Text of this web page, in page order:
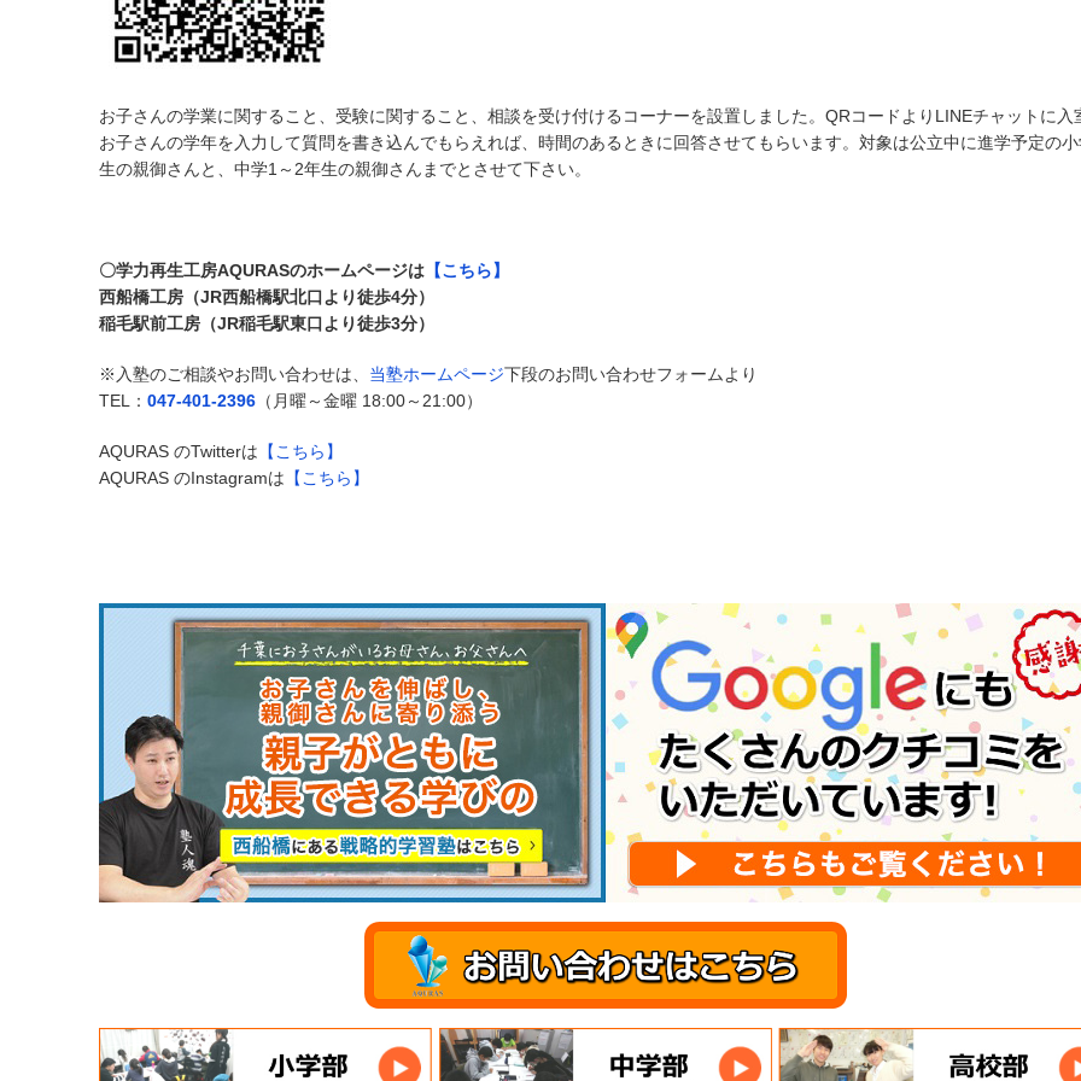
お子さんの学業に関すること、受験に関すること、相談を受け付けるコーナーを設置しました。QRコードよりLINEチャットに入
お子さんの学年を入力して質問を書き込んでもらえれば、時間のあるときに回答させてもらいます。対象は公立中に進学予定の
生の親御さんと、中学1～2年生の親御さんまでとさせて下さい。
〇学力再生工房AQURASのホームページは 【こちら】
西船橋工房（JR西船橋駅北口より徒歩4分）
稲毛駅前工房（JR稲毛駅東口より徒歩3分）
※入塾のご相談やお問い合わせは、 当塾ホームページ下段のお問い合わせフォームより
TEL： 047-401-2396 （月曜～金曜 18:00～21:00）
AQURAS のTwitterは 【こちら】
AQURAS のInstagramは 【こちら】